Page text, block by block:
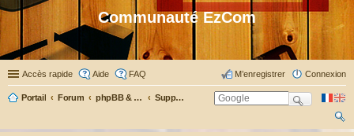
Communauté EzCom
Accès rapide Aide FAQ Connexion
M’enregistrer
Portail Forum phpBB & Co Support pour phpBB